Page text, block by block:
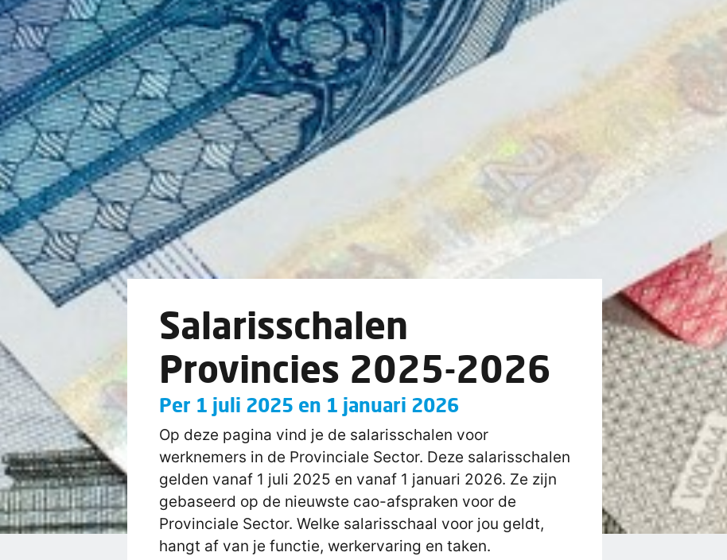
Salarisschalen
Provincies 2025-2026
Per 1 juli 2025 en 1 januari 2026
Op deze pagina vind je de salarisschalen voor
werknemers in de Provinciale Sector. Deze salarisschalen
gelden vanaf 1 juli 2025 en vanaf 1 januari 2026. Ze zijn
gebaseerd op de nieuwste cao-afspraken voor de
Provinciale Sector. Welke salarisschaal voor jou geldt,
hangt af van je functie, werkervaring en taken.